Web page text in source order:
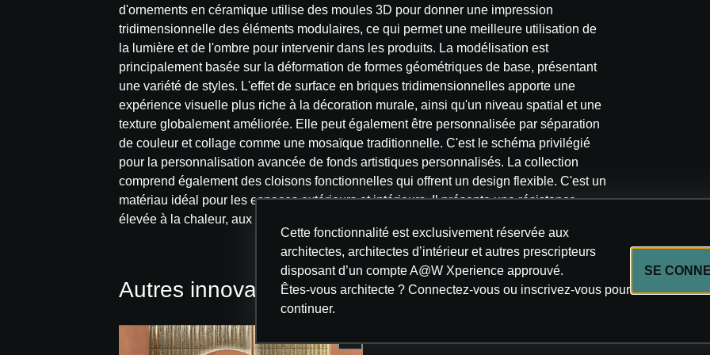
Cette fonctionnalité est exclusivement réservée aux
architectes, architectes d’intérieur et autres prescripteurs
disposant d’un compte A@W Xperience approuvé.
Êtes-vous architecte ? Connectez-vous ou inscrivez-vous pour
continuer.
SE
d'ornements en céramique utilise des moules 3D pour donner une impression
tridimensionnelle des éléments modulaires, ce qui permet une meilleure utilisation de
la lumière et de l'ombre pour intervenir dans les produits. La modélisation est
principalement basée sur la déformation de formes géométriques de base, présentant
une variété de styles. L'effet de surface en briques tridimensionnelles apporte une
expérience visuelle plus riche à la décoration murale, ainsi qu'un niveau spatial et une
texture globalement améliorée. Elle peut également être personnalisée par séparation
de couleur et collage comme une mosaïque traditionnelle. C'est le schéma privilégié
pour la personnalisation avancée de fonds artistiques personnalisés. La collection
comprend également des cloisons fonctionnelles qui offrent un design flexible. C'est un
matériau idéal pour les espaces extérieurs et intérieurs. Il présente une résistance
élevée à la chaleur, aux UV, à l’érosion, une grande rigidité, et il est facile à entretenir.
Autres innovations de MASETTI DESIGN